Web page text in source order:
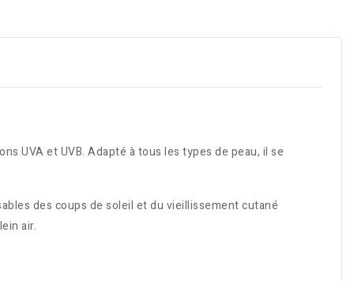
UVA et UVB. Adapté à tous les types de peau, il se
des coups de soleil et du vieillissement cutané
air.